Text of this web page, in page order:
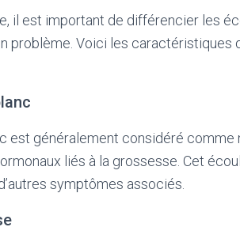
il est important de différencier les
problème. Voici les caractéristiques
est généralement considéré comme
liés à la grossesse. Cet
symptômes associés.